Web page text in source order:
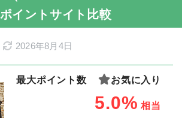
イントサイト比較
2026年8月4日
最大ポイント数 お気に入り
5.0% 相当